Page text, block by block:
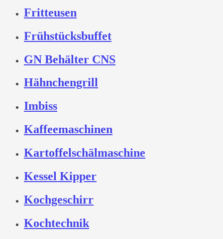
Fritteusen
Frühstücksbuffet
GN Behälter CNS
Hähnchengrill
Imbiss
Kaffeemaschinen
Kartoffelschälmaschine
Kessel Kipper
Kochgeschirr
Kochtechnik